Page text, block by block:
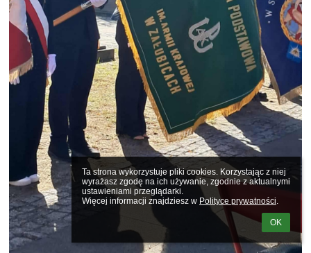
Ta strona wykorzystuje pliki cookies. Korzystając z niej
wyrażasz zgodę na ich używanie, zgodnie z aktualnymi
ustawieniami przeglądarki.
Więcej informacji znajdziesz w Polityce prywatności.
OK